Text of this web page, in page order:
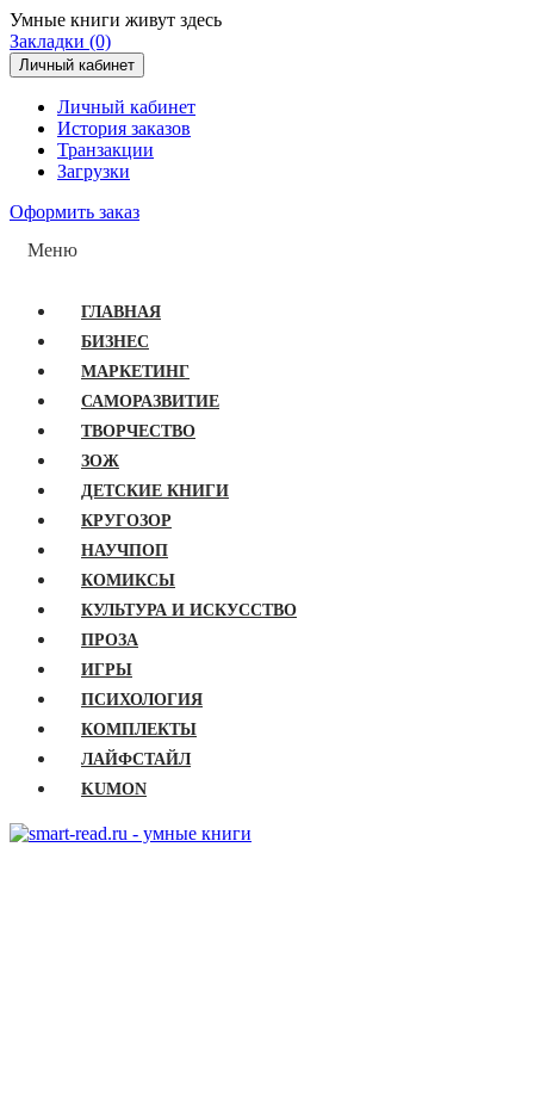
Умные книги живут здесь
Закладки (0)
Личный кабинет
Личный кабинет
История заказов
Транзакции
Загрузки
Оформить заказ
Меню
ГЛАВНАЯ
БИЗНЕС
МАРКЕТИНГ
САМОРАЗВИТИЕ
ТВОРЧЕСТВО
ЗОЖ
ДЕТСКИЕ КНИГИ
КРУГОЗОР
НАУЧПОП
КОМИКСЫ
КУЛЬТУРА И ИСКУССТВО
ПРОЗА
ИГРЫ
ПСИХОЛОГИЯ
КОМПЛЕКТЫ
ЛАЙФСТАЙЛ
KUMON